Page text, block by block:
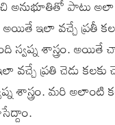
అనుభూతితో పాటు అలా
ఇలా వచ్చే ప్రతీ
స్వప్న శాస్త్రం.
వచ్చే ప్రతి చెడు కలకు
శాస్త్రం. మరి అలాంటి